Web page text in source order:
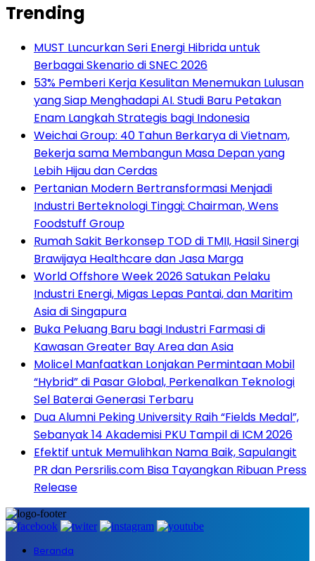
Trending
MUST Luncurkan Seri Energi Hibrida untuk
Berbagai Skenario di SNEC 2026
53% Pemberi Kerja Kesulitan Menemukan Lulusan
yang Siap Menghadapi AI. Studi Baru Petakan
Enam Langkah Strategis bagi Indonesia
Weichai Group: 40 Tahun Berkarya di Vietnam,
Bekerja sama Membangun Masa Depan yang
Lebih Hijau dan Cerdas
Pertanian Modern Bertransformasi Menjadi
Industri Berteknologi Tinggi: Chairman, Wens
Foodstuff Group
Rumah Sakit Berkonsep TOD di TMII, Hasil Sinergi
Brawijaya Healthcare dan Jasa Marga
World Offshore Week 2026 Satukan Pelaku
Industri Energi, Migas Lepas Pantai, dan Maritim
Asia di Singapura
Buka Peluang Baru bagi Industri Farmasi di
Kawasan Greater Bay Area dan Asia
Molicel Manfaatkan Lonjakan Permintaan Mobil
“Hybrid” di Pasar Global, Perkenalkan Teknologi
Sel Baterai Generasi Terbaru
Dua Alumni Peking University Raih “Fields Medal”,
Sebanyak 14 Akademisi PKU Tampil di ICM 2026
Efektif untuk Memulihkan Nama Baik, Sapulangit
PR dan Persrilis.com Bisa Tayangkan Ribuan Press
Release
Beranda